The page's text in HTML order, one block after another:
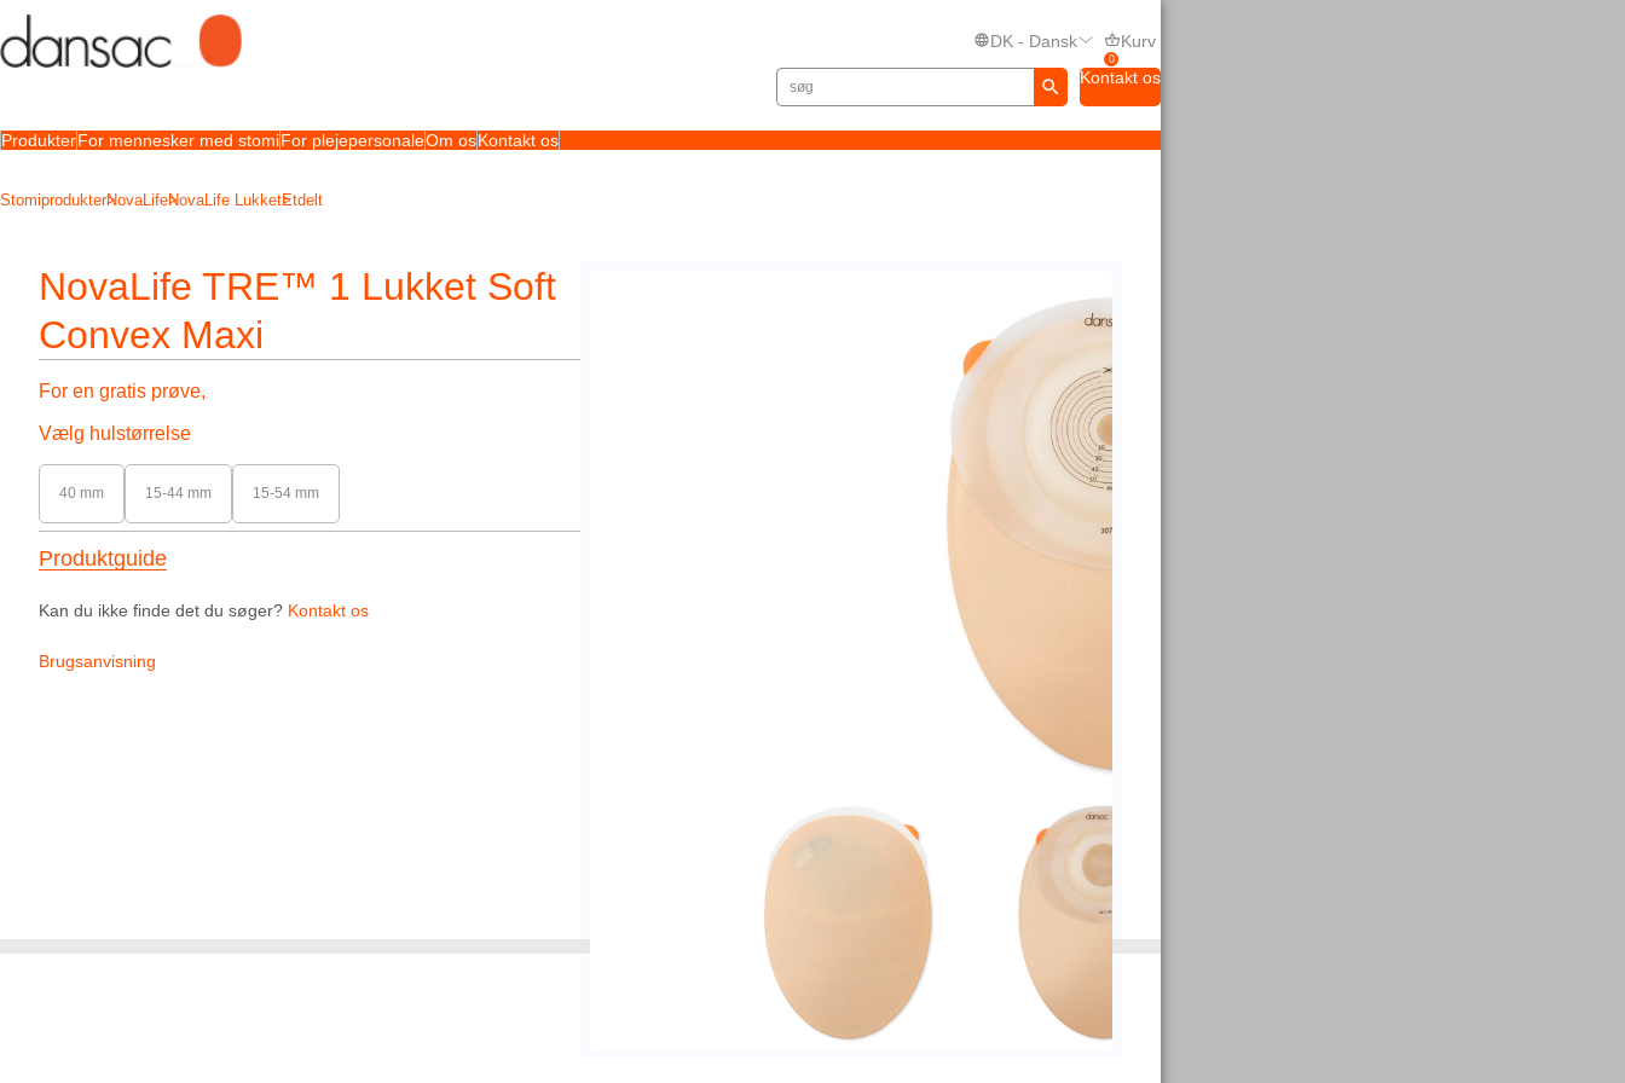
DK - Dansk
0
Kurv
Kontakt os
ProdukterFor mennesker med stomiFor plejepersonaleOm osKontakt os
StomiprodukterNovaLifeNovaLife LukketEtdelt
NovaLife TRE™ 1 Lukket Soft
Convex Maxi
For en gratis prøve,
Vælg hulstørrelse
40 mm 15-44 mm 15-54 mm
Produktguide
Kan du ikke finde det du søger? Kontakt os
Brugsanvisning